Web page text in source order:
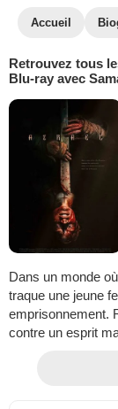
Accueil
Retrouvez tous
Blu-ray avec
Dans un monde
traque une jeune
emprisonnement.
contre un esprit